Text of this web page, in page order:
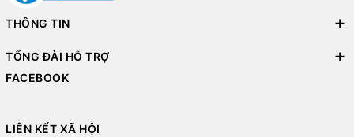
THÔNG TIN
TỔNG ĐÀI HỖ TRỢ
FACEBOOK
LIÊN KẾT XÃ HỘI